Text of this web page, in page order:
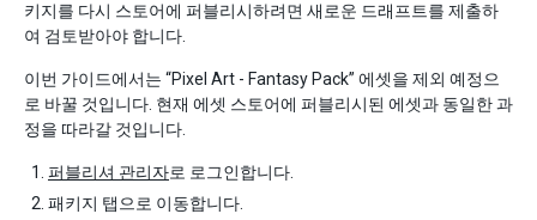
키지를 다시 스토어에 퍼블리시하려면 새로운 드래프트를 제출하
여 검토받아야 합니다.
이번 가이드에서는 “Pixel Art - Fantasy Pack” 에셋을 제외 예정으
로 바꿀 것입니다. 현재 에셋 스토어에 퍼블리시된 에셋과 동일한 과
정을 따라갈 것입니다.
퍼블리셔 관리자로 로그인합니다.
패키지 탭으로 이동합니다.